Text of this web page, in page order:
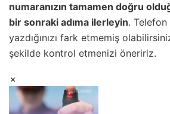
numaranızın tamamen doğru
bir sonraki adıma ilerleyin. Telefon
yazdığınızı fark etmemiş
şekilde kontrol etmenizi öneririz.